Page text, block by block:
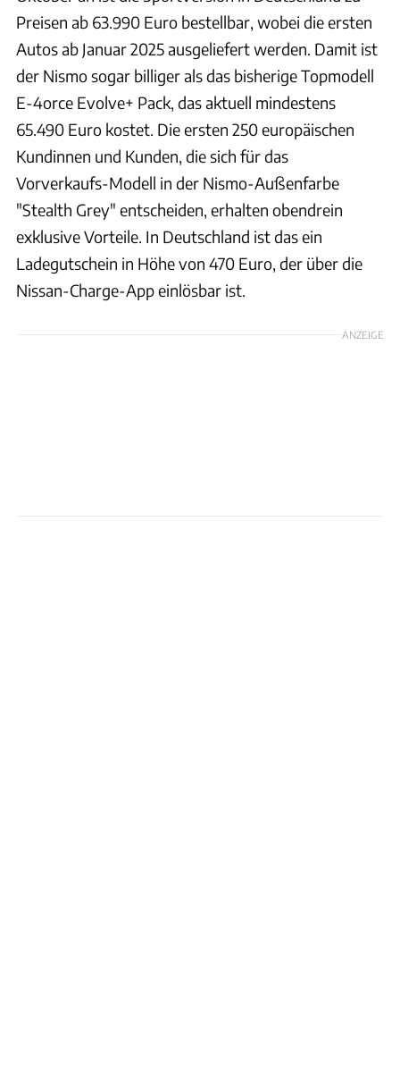
Preisen ab 63.990 Euro bestellbar, wobei die ersten
Autos ab Januar 2025 ausgeliefert werden. Damit ist
der Nismo sogar billiger als das bisherige Topmodell
E-4orce Evolve+ Pack, das aktuell mindestens
65.490 Euro kostet. Die ersten 250 europäischen
Kundinnen und Kunden, die sich für das
Vorverkaufs-Modell in der Nismo-Außenfarbe
"Stealth Grey" entscheiden, erhalten obendrein
exklusive Vorteile. In Deutschland ist das ein
Ladegutschein in Höhe von 470 Euro, der über die
Nissan-Charge-App einlösbar ist.
ANZEIGE